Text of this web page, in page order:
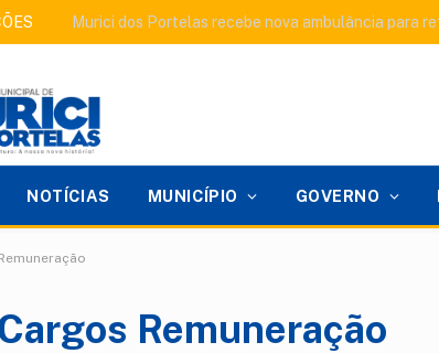
NOTÍCIAS MUNICÍPIO GOVERNO
Remuneração